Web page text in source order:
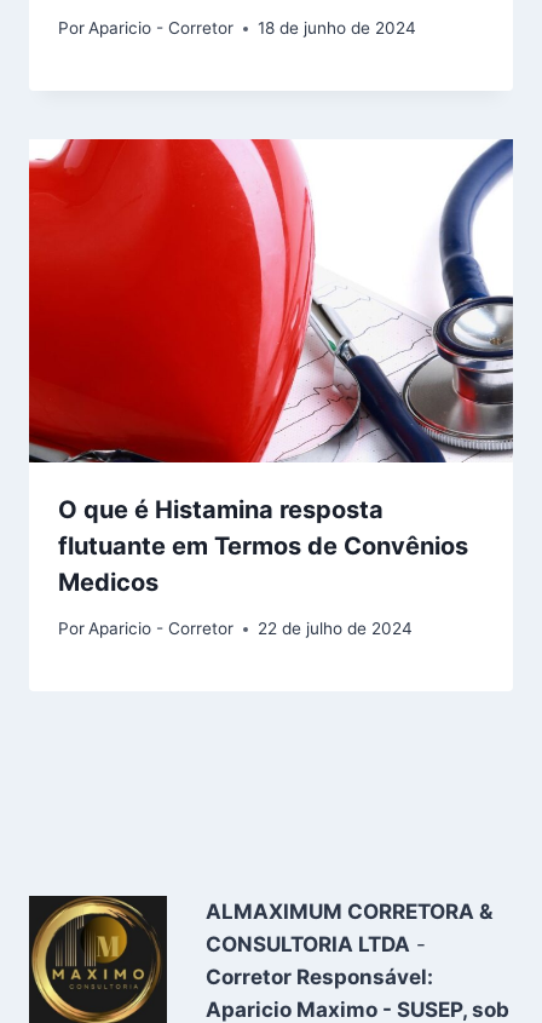
PorAparicio - Corretor 18 de junho de 2024
O que é Histamina resposta
flutuante em Termos de Convênios
Medicos
PorAparicio - Corretor 22 de julho de 2024
ALMAXIMUM CORRETORA &
CONSULTORIA LTDA -
Corretor Responsável:
Aparicio Maximo - SUSEP, sob